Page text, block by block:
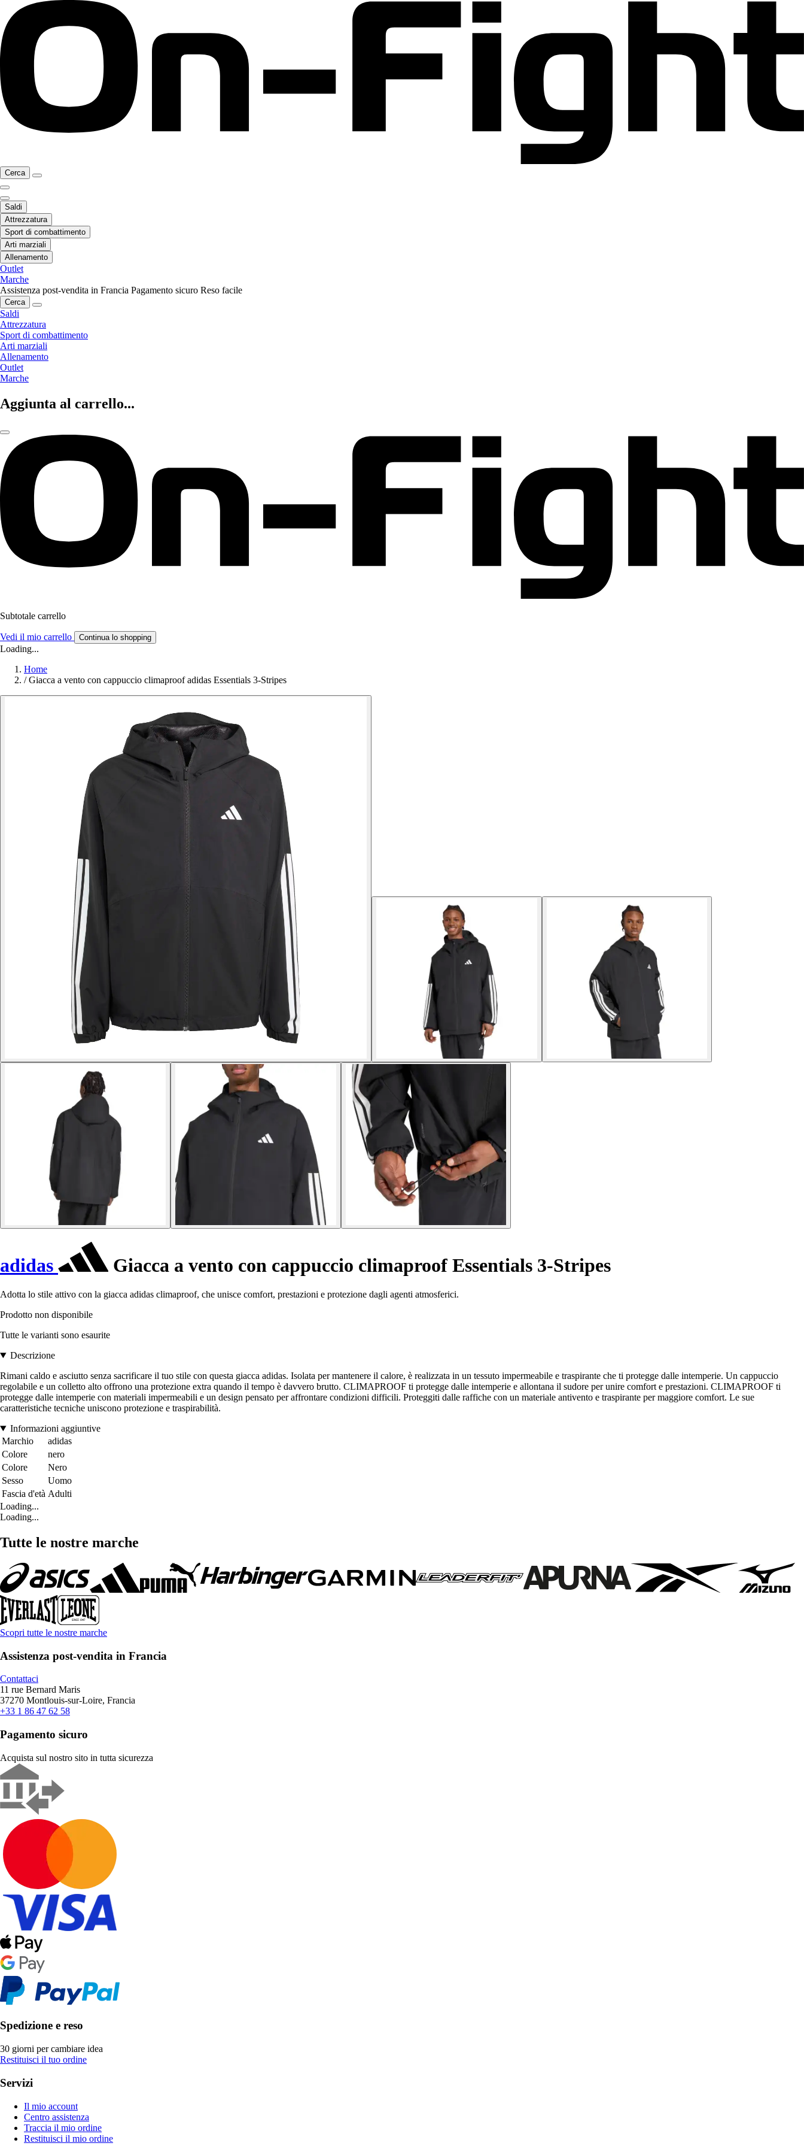
Cerca
Saldi
Attrezzatura
Sport di combattimento
Arti marziali
Allenamento
Outlet
Marche
Assistenza post-vendita in Francia Pagamento sicuro Reso facile
Cerca
Saldi
Attrezzatura
Sport di combattimento
Arti marziali
Allenamento
Outlet
Marche
Aggiunta al carrello...
Subtotale carrello
Vedi il mio carrello Continua lo shopping
Loading...
Home
/ Giacca a vento con cappuccio climaproof adidas Essentials 3-Stripes
adidas Giacca a vento con cappuccio climaproof Essentials 3-Stripes
Adotta lo stile attivo con la giacca adidas climaproof, che unisce comfort, prestazioni e protezione dagli agenti atmosferici.
Prodotto non disponibile
Tutte le varianti sono esaurite
Descrizione
Rimani caldo e asciutto senza sacrificare il tuo stile con questa giacca adidas. Isolata per mantenere il calore, è realizzata in un tessuto impermeabile e traspirante che ti protegge dalle intemperie. Un cappuccio
regolabile e un colletto alto offrono una protezione extra quando il tempo è davvero brutto. CLIMAPROOF ti protegge dalle intemperie e allontana il sudore per unire comfort e prestazioni. CLIMAPROOF ti
protegge dalle intemperie con materiali impermeabili e un design pensato per affrontare condizioni difficili. Proteggiti dalle raffiche con un materiale antivento e traspirante per maggiore comfort. Le sue
caratteristiche tecniche uniscono protezione e traspirabilità.
Informazioni aggiuntive
Marchio
adidas
Colore
nero
Colore
Nero
Sesso
Uomo
Fascia d'età Adulti
Loading...
Loading...
Tutte le nostre marche
Scopri tutte le nostre marche
Assistenza post-vendita in Francia
Contattaci
11 rue Bernard Maris
37270 Montlouis-sur-Loire, Francia
+33 1 86 47 62 58
Pagamento sicuro
Acquista sul nostro sito in tutta sicurezza
Spedizione e reso
30 giorni per cambiare idea
Restituisci il tuo ordine
Servizi
Il mio account
Centro assistenza
Traccia il mio ordine
Restituisci il mio ordine